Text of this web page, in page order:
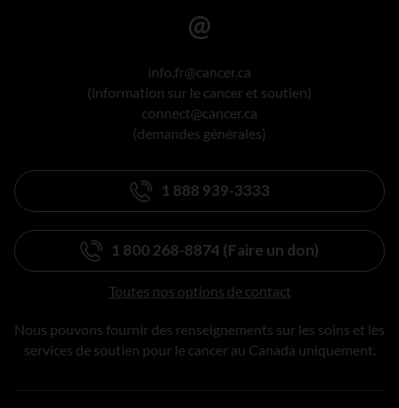
info.fr@cancer.ca
(information sur le cancer et soutien)
connect@cancer.ca
(demandes générales)
1 888 939-3333
1 800 268-8874 (Faire un don)
Toutes nos options de contact
Nous pouvons fournir des renseignements sur les soins et les
services de soutien pour le cancer au Canada uniquement.